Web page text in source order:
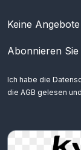
Keine
Abonnieren
Ich habe die
die AGB gelesen